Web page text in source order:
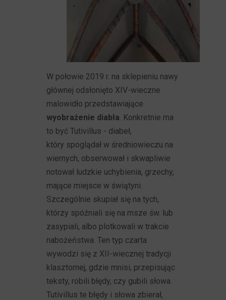
W połowie 2019 r. na sklepieniu nawy
głównej odsłonięto XIV-wieczne
malowidło przedstawiające
wyobrażenie diabła. Konkretnie ma
to być Tutivillus - diabeł,
który spoglądał w średniowieczu na
wiernych, obserwował i skwapliwie
notował ludzkie uchybienia, grzechy,
mające miejsce w świątyni.
Szczególnie skupiał się na tych,
którzy spóźniali się na msze św. lub
zasypiali, albo plotkowali w trakcie
nabożeństwa. Ten typ czarta
wywodzi się z XII-wiecznej tradycji
klasztornej, gdzie mnisi, przepisując
teksty, robili błędy, czy gubili słowa.
Tutivillus te błędy i słowa zbierał,